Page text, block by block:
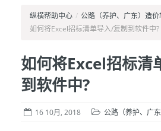
纵横帮助中心 / 公路（养护、广东）造价
如何将Excel招标清单导入/复制到软件中?
如何将Excel招标清
到软件中?
16 10月, 2018 公路（养护、广